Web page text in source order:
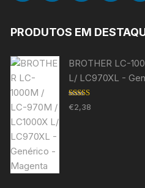
PRODUTOS EM
BROTHER LC-
L/ LC970XL -
Avaliação
5.00de 5
€2,38